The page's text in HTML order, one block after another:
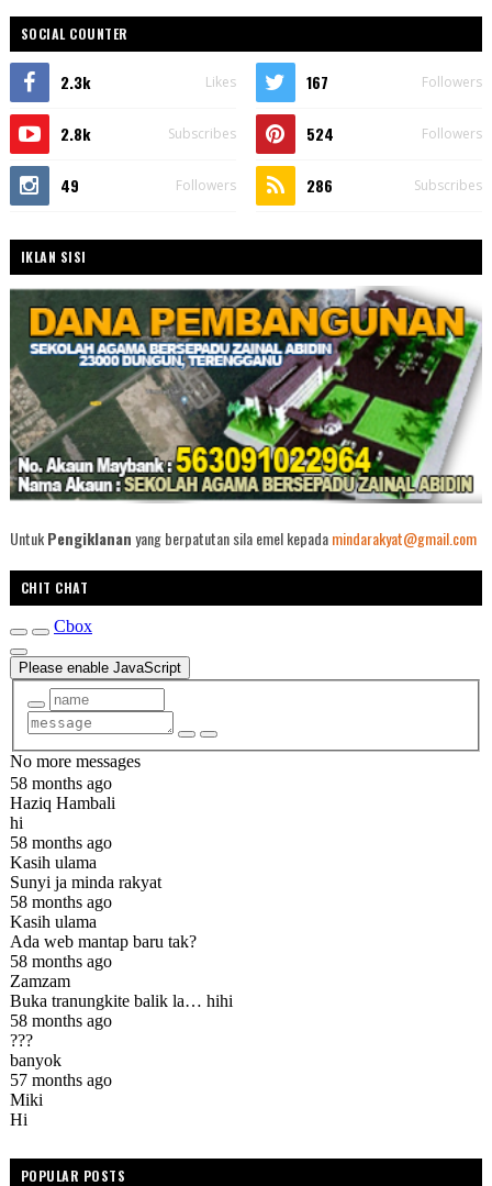
SOCIAL COUNTER
2.3k Likes 167 Followers
2.8k Subscribes 524 Followers
49 Followers 286 Subscribes
IKLAN SISI
UntukPengiklananyang berpatutan sila emel kepadamindarakyat@gmail.com
CHIT CHAT
POPULAR POSTS